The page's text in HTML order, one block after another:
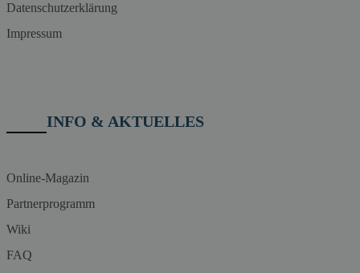
Datenschutzerklärung
Impressum
INFO & AKTUELLES
Online-Magazin
Partnerprogramm
Wiki
FAQ